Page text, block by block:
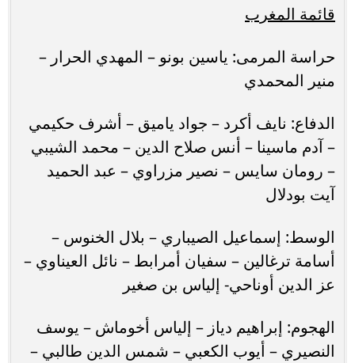
قائمة المغرب
حراسة المرمى: ياسين بونو – المهدي الحرار –
منير المحمدي
الدفاع: نايف أكرد – جواد ياميق – أشرف حكيمي
– آدم ماسينا – أنس صلاح الدين – محمد الشيبي
– رومان سايس – نصير مزراوي – عبد الحميد
آيت بودلال
الوسط: إسماعيل الصيباري – بلال الخنوس –
أسامة ترغالين – سفيان أمرابط – نائل العيناوي –
عز الدين أوناحي- إلياس بن صغير
الهجوم: إبراهيم دياز – إلياس أخوماش – يوسف
النصيري – أيوب الكعبي – شمس الدين طالبي –